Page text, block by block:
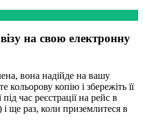
на свою електронну
вона надійде на вашу
копію і збережіть її
час реєстрації на рейс в
ще раз, коли приземлитеся в